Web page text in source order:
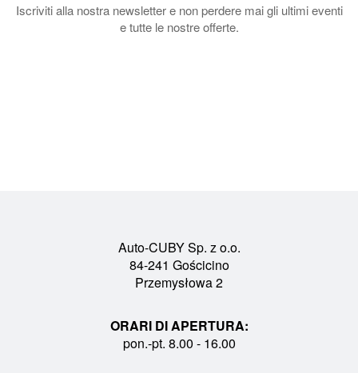
Iscriviti alla nostra newsletter e non perdere mai gli ultimi eventi
e tutte le nostre offerte.
Auto-CUBY Sp. z o.o.
84-241 Gościcino
Przemysłowa 2
ORARI DI APERTURA:
pon.-pt. 8.00 - 16.00